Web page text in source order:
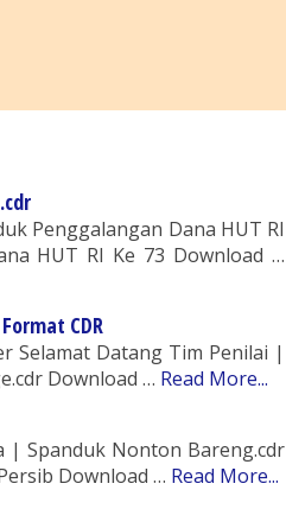
Penggalangan Dana HUT RI
HUT RI Ke 73 Download …
CDR
Selamat Datang Tim Penilai |
Download … Read More...
| Spanduk Nonton Bareng.cdr
Download … Read More...